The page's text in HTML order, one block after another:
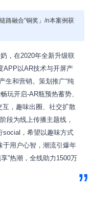
路融合”铜奖」/n本案例获
，在2020年全新升级联
APP以AR技术与开屏产
生和营销。策划推广“纯
玩开启-AR瓶预热蓄势、
，趣味出圈、社交扩散
段为线上传播主题线，
social，希望以趣味方式
于用户心智，潮流引爆年
”热潮，全线助力1500万